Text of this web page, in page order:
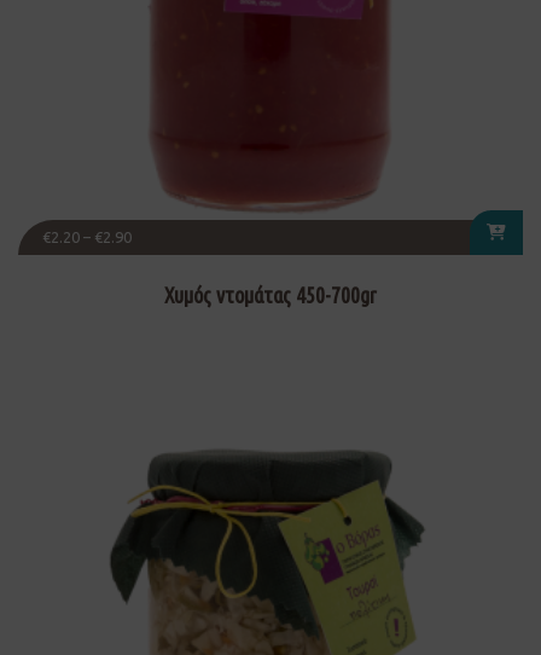
€2.20 – €2.90
Χυμός ντομάτας 450-700gr